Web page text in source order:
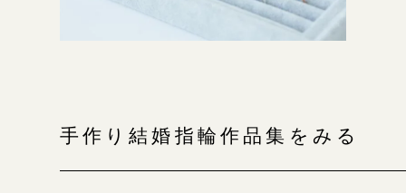
手作り結婚指輪作品集をみる